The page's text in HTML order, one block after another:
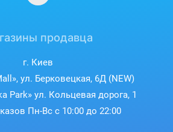
продавца
г. Киев
ул. Берковецкая, 6Д (NEW)
Park» ул. Кольцевая дорога, 1
Пн-Вс с 10:00 до 22:00